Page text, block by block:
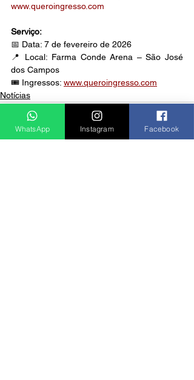
www.queroingresso.com
Serviço:
📅 Data: 7 de fevereiro de 2026
📍 Local: Farma Conde Arena – São José
dos Campos
🎟️ Ingressos: www.queroingresso.com
Notícias
WhatsApp Instagram Facebook